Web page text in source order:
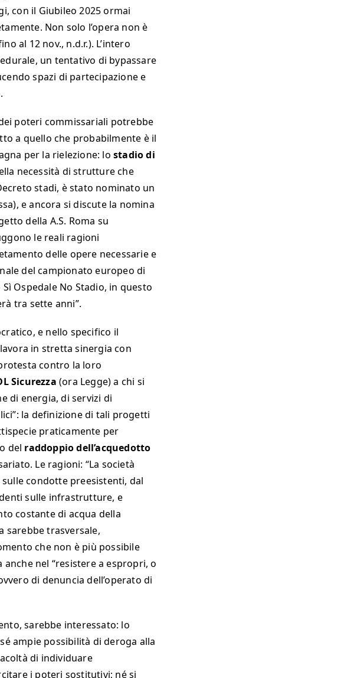
con il Giubileo 2025 ormai
Non solo l’opera non è
al 12 nov., n.d.r.). L’intero
un tentativo di bypassare
spazi di partecipazione e
poteri commissariali potrebbe
a quello che probabilmente è il
per la rielezione: lo stadio di
necessità di strutture che
stadi, è stato nominato un
e ancora si discute la nomina
della A.S. Roma su
le reali ragioni
delle opere necessarie e
del campionato europeo di
Ospedale No Stadio, in questo
tra sette anni”.
e nello specifico il
in stretta sinergia con
contro la loro
Sicurezza (ora Legge) a chi si
di energia, di servizi di
la definizione di tali progetti
praticamente per
del raddoppio dell’acquedotto
Le ragioni: “La società
condotte preesistenti, dal
sulle infrastrutture, e
costante di acqua della
sarebbe trasversale,
che non è più possibile
nel “resistere a espropri, o
di denuncia dell’operato di
sarebbe interessato: lo
ampie possibilità di deroga alla
di individuare
i poteri sostitutivi; né si